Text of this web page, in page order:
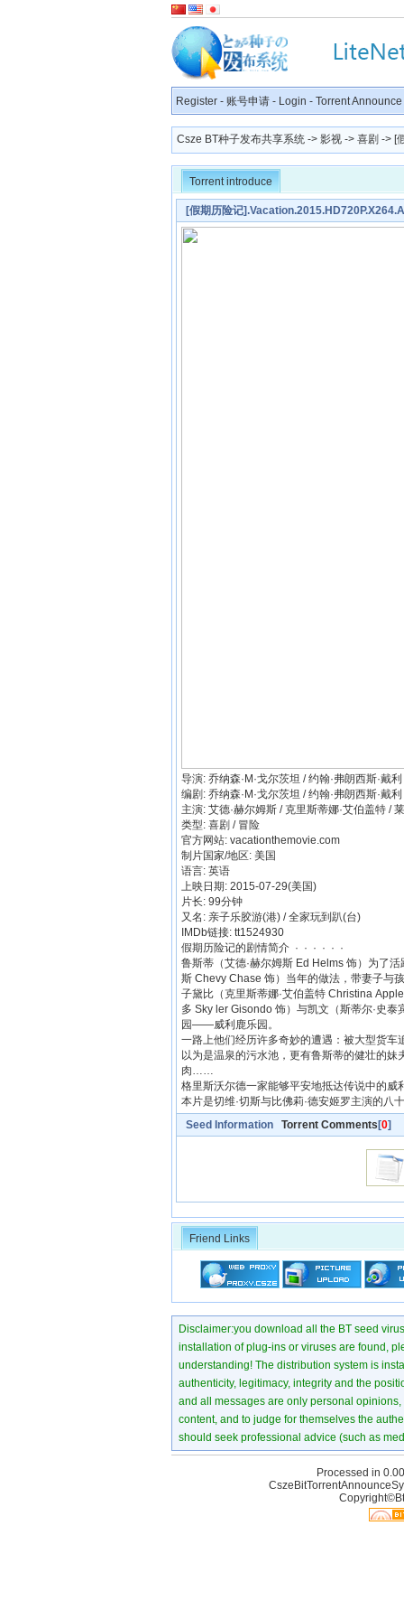
Register - 账号申请 - Login - Torrent Announce
Csze BT种子发布共享系统 -> 影视 -> 喜剧 -> [
Torrent introduce
[假期历险记
导演: 乔纳森·M·戈尔茨坦 / 约翰·弗朗西斯·戴利
编剧: 乔纳森·M·戈尔茨坦 / 约翰·弗朗西斯·戴利
主演: 艾德·赫尔姆斯 / 克里斯蒂娜·艾伯盖特 /
类型: 喜剧 / 冒险
官方网站: vacationthemovie.com
制片国家/地区: 美国
语言: 英语
上映日期: 2015-07-29(美国)
片长: 99分钟
又名: 亲子乐胶游(港) / 全家玩到趴(台)
IMDb链接: tt1524930
假期历险记的剧情简介 · · · · · ·
鲁斯蒂（艾德·赫尔姆斯 Ed Helms 饰）为了
斯 Chevy Chase 饰）当年的做法，带妻子与
子黛比（克里斯蒂娜·艾伯盖特 Christina
多 Sky ler Gisondo 饰）与凯文（斯蒂尔·史
园——威利鹿乐园。
一路上他们经历许多奇妙的遭遇：被大型货
以为是温泉的污水池，更有鲁斯蒂的健壮的
肉……
格里斯沃尔德一家能够平安地抵达传说中的
本片是切维·切斯与比佛莉·德安姬罗主演的八
Seed Information Torrent Comments [0]
Friend Links
Disclaimer:you download all the BT seed
installation of plug-ins or viruses are found,
understanding! The distribution system is
authenticity, legitimacy, integrity and the
and all messages are only personal
content, and to judge for themselves the
should seek professional advice (such as
Processed in